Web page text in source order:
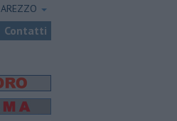
AREZZO
Contatti